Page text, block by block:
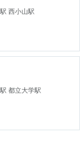
西小山駅
都立大学駅